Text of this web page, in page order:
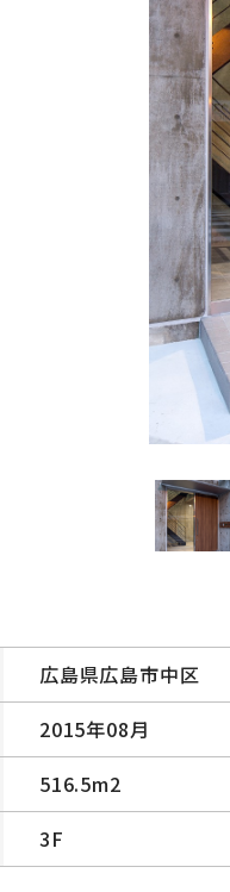
広島県広島市中区
2015年08月
516.5m2
3F